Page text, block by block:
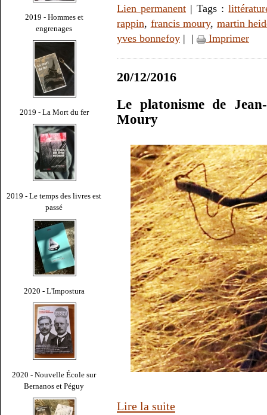
2019 - Hommes et
engrenages
2019 - La Mort du fer
2019 - Le temps des livres est
passé
2020 - L'Impostura
2020 - Nouvelle École sur
Bernanos et Péguy
Lien permanent | Tags :
rappin, francis moury, martin
yves bonnefoy | | Imprimer
20/12/2016
Le platonisme de
Moury
Lire la suite